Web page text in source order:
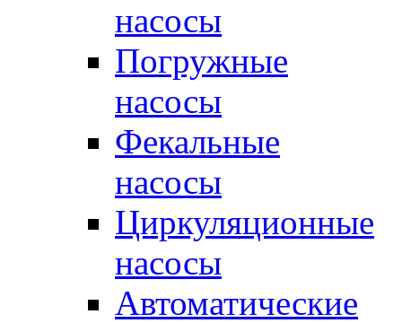
насосы
Погружные
насосы
Фекальные
насосы
Циркуляционные
насосы
Автоматические